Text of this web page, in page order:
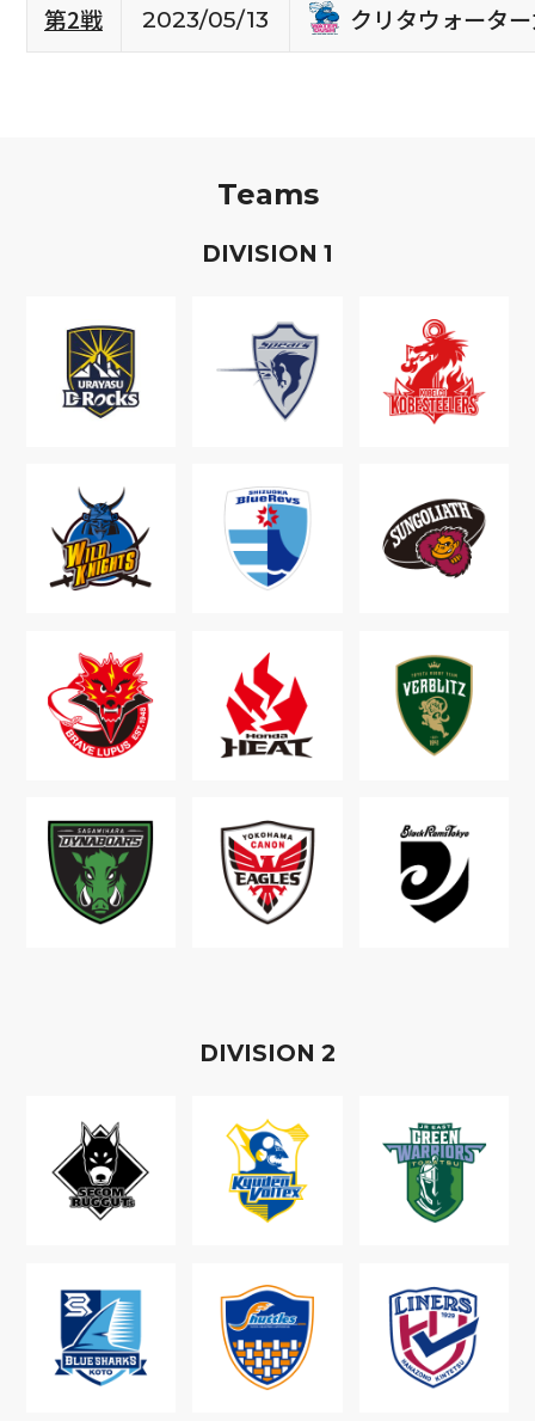
第2戦
2023/05/13 クリタウォータ
Teams
DIVISION 1
DIVISION 2